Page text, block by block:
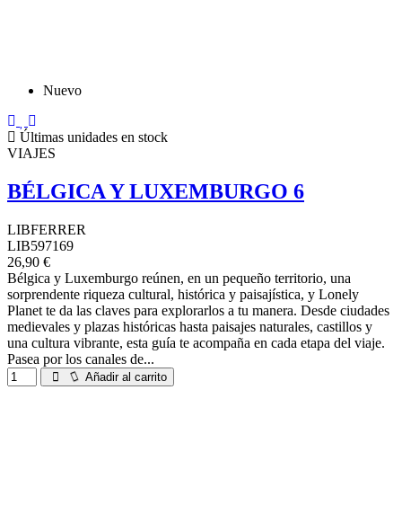
Nuevo
Últimas unidades en stock
VIAJES
BÉLGICA Y LUXEMBURGO 6
LIBFERRER
LIB597169
26,90 €
Bélgica y Luxemburgo reúnen, en un pequeño territorio, una
sorprendente riqueza cultural, histórica y paisajística, y Lonely
Planet te da las claves para explorarlos a tu manera. Desde ciudades
medievales y plazas históricas hasta paisajes naturales, castillos y
una cultura vibrante, esta guía te acompaña en cada etapa del viaje.
Pasea por los canales de...
Añadir al carrito